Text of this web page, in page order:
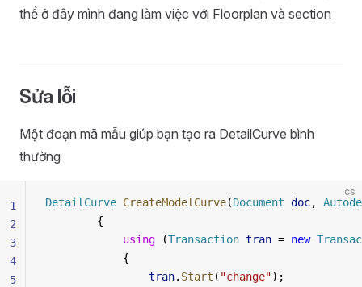
thể ở đây mình đang làm việc với Floorplan và section
Sửa lỗi
Một đoạn mã mẫu giúp bạn tạo ra DetailCurve bình
thường
cs
DetailCurve CreateModelCurve(Document doc,
        {
            using
(Transaction tran = new
            {
                tran
. Start ( "change");
1
2
3
4
5